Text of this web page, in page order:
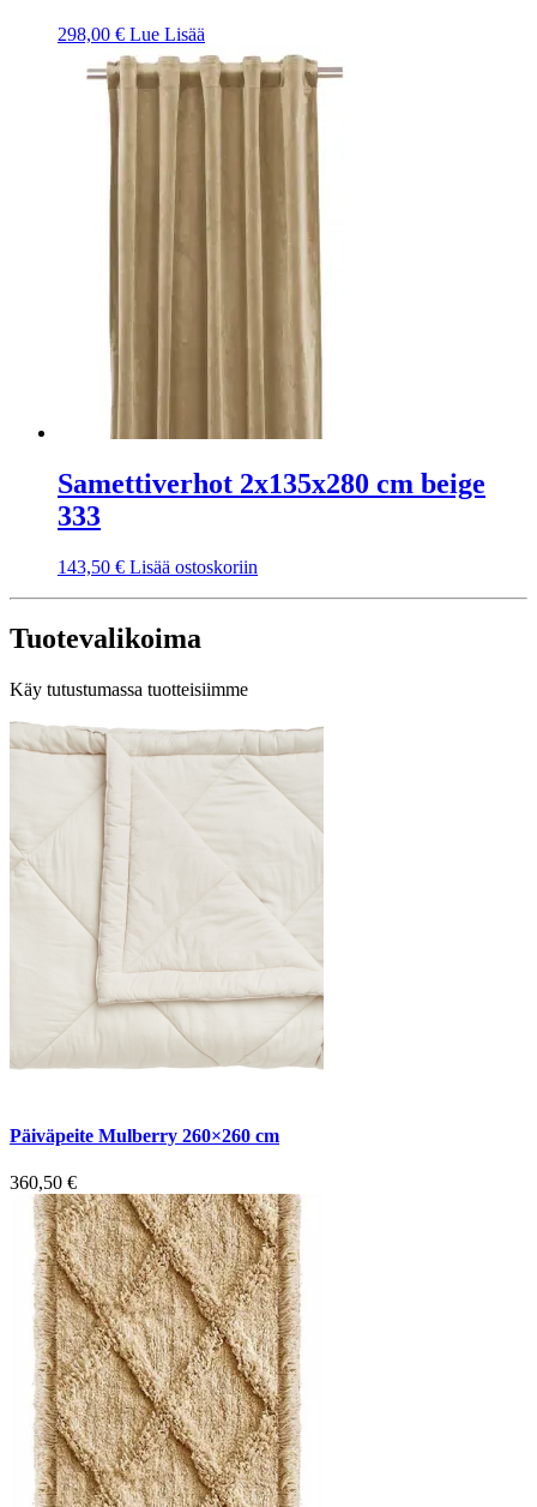
298,00 € Lue Lisää
Samettiverhot 2x135x280 cm beige
333
143,50 € Lisää ostoskoriin
Tuotevalikoima
Käy tutustumassa tuotteisiimme
Päiväpeite Mulberry 260×260 cm
360,50 €